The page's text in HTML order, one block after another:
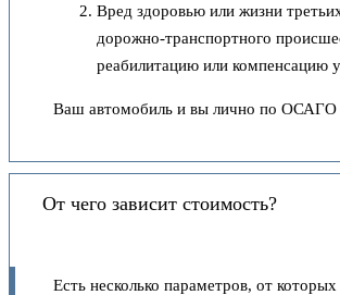
Вред здоровью или жизни
дорожно-транспортного
реабилитацию или компенсацию
Ваш автомобиль и вы лично по ОСАГО
От чего зависит стоимость?
Есть несколько параметров, от